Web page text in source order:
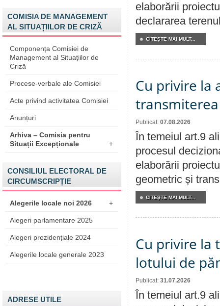
COMISIA DE MANAGEMENT
AL SITUAȚIILOR DE CRIZĂ
Componența Comisiei de
Management al Situațiilor de
Criză
Procese-verbale ale Comisiei
Acte privind activitatea Comisiei
Anunțuri
Arhiva – Comisia pentru
Situații Excepționale
+
CONSILIUL ELECTORAL DE
CIRCUMSCRIPȚIE
Alegerile locale noi 2026 +
Alegeri parlamentare 2025
Alegeri prezidențiale 2024
Alegerile locale generale 2023
ADRESE UTILE
elaborării
declararea
CITEŞTE MAI MULT...
Cu privire la
Publicat: 07.08.2026
În temeiul art.9
procesul
elaborării
geometric și
CITEŞTE MAI MULT...
Cu privire la
lotului de
Publicat: 31.07.2026
În temeiul art.9